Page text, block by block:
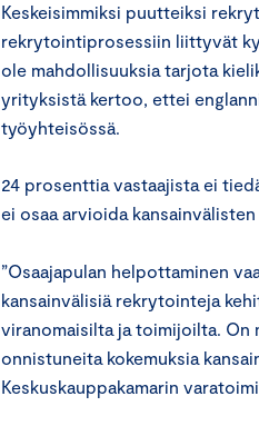
Keskeisimmiksi puutteiksi
rekrytointiprosessiin liittyvät
ole mahdollisuuksia tarjota
yrityksistä kertoo, ettei
työyhteisössä.
24 prosenttia vastaajista ei
ei osaa arvioida
”Osaajapulan helpottaminen
kansainvälisiä rekrytointeja
viranomaisilta ja toimijoilta. On
onnistuneita kokemuksia
Keskuskauppakamarin